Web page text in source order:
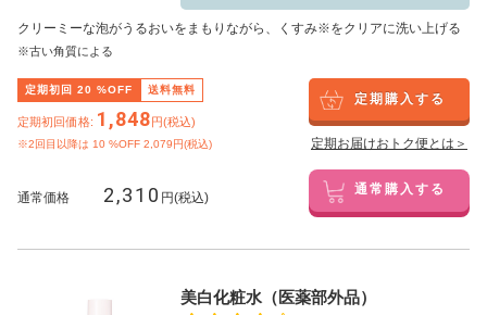
クリーミーな泡がうるおいをまもりながら、くすみ※をクリアに洗い上げる
※古い角質による
定期初回 20 %OFF 送料無料
定期初回価格: 1,848円(税込)
※2回目以降は 10 %OFF 2,079円(税込)
定期購入する
定期お届けおトク便とは＞
通常価格 2,310 円(税込) 通常購入する
美白化粧水（医薬部外品）